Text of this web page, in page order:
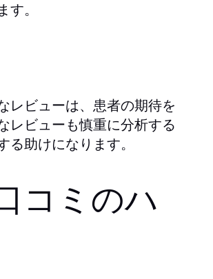
。
レビューは、患者の期待を
レビューも慎重に分析する
助けになります。
コミのハ